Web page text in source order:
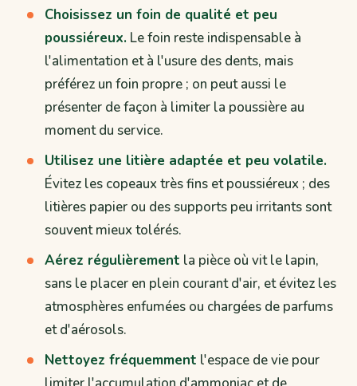
Choisissez un foin de qualité et peu
poussiéreux. Le foin reste indispensable à
l'alimentation et à l'usure des dents, mais
préférez un foin propre ; on peut aussi le
présenter de façon à limiter la poussière au
moment du service.
Utilisez une litière adaptée et peu volatile.
Évitez les copeaux très fins et poussiéreux ; des
litières papier ou des supports peu irritants sont
souvent mieux tolérés.
Aérez régulièrement la pièce où vit le lapin,
sans le placer en plein courant d'air, et évitez les
atmosphères enfumées ou chargées de parfums
et d'aérosols.
Nettoyez fréquemment l'espace de vie pour